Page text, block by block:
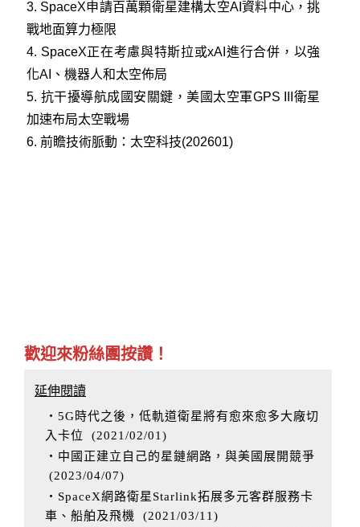
3. SpaceX申請百萬顆衛星建構太空AI資料中心，挑
戰地面算力極限
4. SpaceX正在考慮與特斯拉或xAI進行合併，以強
化AI、機器人和太空佈局
5. 抗干擾導航成國安關鍵，美國太空軍GPS III衛星
加速布局太空戰場
6. 前瞻技術脈動：太空科技(202601)
歡迎來粉絲團按讚！
延伸閱讀
‧5G時代之後，低軌道衛星將有愈來愈多大廠切
入卡位
(2021/02/01 )
‧中國正建立自己的星鏈網路，與美國展開競爭
(2023/04/07)
‧SpaceX網路衛星Starlink拓展多元客群服務卡
車、船舶及飛機
(2021/03/11 )